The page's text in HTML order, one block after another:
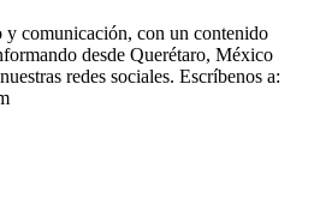
y comunicación, con un contenido
desde Querétaro, México
redes sociales. Escríbenos a: